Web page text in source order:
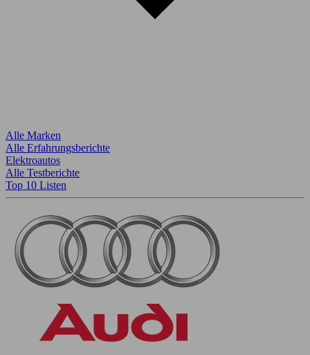
Alle Marken
Alle Erfahrungsberichte
Elektroautos
Alle Testberichte
Top 10 Listen